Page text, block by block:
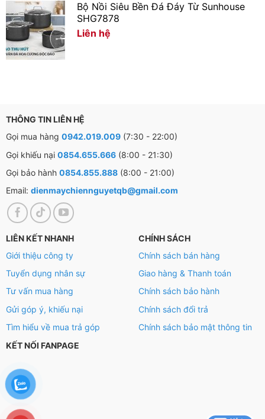
Bếp gas đơn SUNHOUSE SHB212KT sử dụng hệ thống
đánh lửa Magneto (còn được gọi là hệ thống đánh lửa
cơ), hoạt động dựa trên nguyên lí sử dụng 2 đá lửa đập
vào nhau tạo ra ngọn lửa đều và xanh. Hệ thống đánh
PEP đồng siêu bền, tiết kiệm nhiên liệu
bám muội gây hao gas trong quá trình sử dụng.
Bộ Nồi Siêu Bền Đá Đáy Từ Sunhouse
SHG7878
Liên hệ
THÔNG TIN LIÊN HỆ
Gọi mua hàng 0942.019.009 (7:30 - 22:00)
Gọi khiếu nại 0854.655.666 (8:00 - 21:30)
Gọi bảo hành 0854.855.888 (8:00 - 21:00)
Email: dienmaychiennguyetqb@gmail.com
LIÊN KẾT NHANH
Giới thiệu công ty
Tuyển dụng nhân sự
Tư vấn mua hàng
Gửi góp ý, khiếu nại
Tìm hiểu về mua trả góp
CHÍNH SÁCH
Chính sách bán hàng
Giao hàng & Thanh toán
Chính sách bảo hành
Chính sách đổi trả
Chính sách bảo mật thông tin
KẾT NỐI FANPAGE